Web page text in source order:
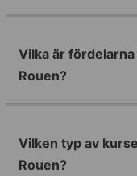
Vilka är
Rouen?
Vilken typ av
Rouen?